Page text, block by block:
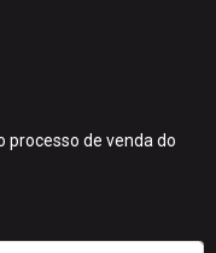
processo de venda do